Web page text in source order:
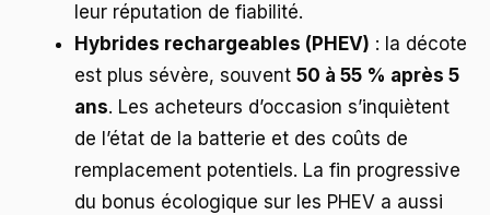
leur réputation de fiabilité.
Hybrides rechargeables (PHEV) : la décote
est plus sévère, souvent 50 à 55 % après 5
ans. Les acheteurs d’occasion s’inquiètent
de l’état de la batterie et des coûts de
remplacement potentiels. La fin progressive
du bonus écologique sur les PHEV a aussi